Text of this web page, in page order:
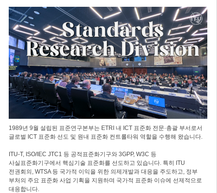
1989년 9월 설립된 표준연구본부는 ETRI 내 ICT 표준화 전문·총괄 부서로서
글로벌 ICT 표준화 선도 및 원내 표준화 컨트롤타워 역할을 수행해 왔습니다.
ITU-T, ISO/IEC JTC1 등 공적표준화기구와 3GPP, W3C 등
사실표준화기구에서 핵심기술 표준화를 선도하고 있습니다. 특히 ITU
전권회의, WTSA 등 국가적 이익을 위한 의제개발과 대응을 주도하고, 정부
부처의 주요 표준화 사업 기획을 지원하며 국가적 표준화 이슈에 선제적으로
대응합니다.